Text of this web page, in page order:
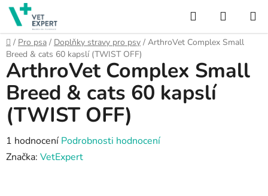
Přejít
obsah
Hledat
KOŠÍK
Domů
/ Pro psa / Doplňky stravy pro psy / ArthroVet Complex Small
Breed & cats 60 kapslí (TWIST OFF)
ArthroVet Complex Small
Breed & cats 60 kapslí
(TWIST OFF)
Průměrné
hodnocení
1 hodnocení Podrobnosti hodnocení
Značka: VetExpert